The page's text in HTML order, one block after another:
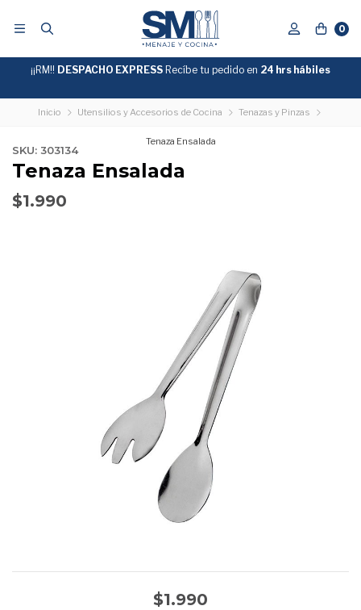
0
GRATIS
SOBRE
¡¡RM!! DESPACHO EXPRESS Recíbe tu pedido en 24 hrs hábiles
Inicio Utensilios y Accesorios de Cocina Tenazas y Pinzas
Tenaza Ensalada
SKU: 303134
Tenaza Ensalada
$1.990
$1.990